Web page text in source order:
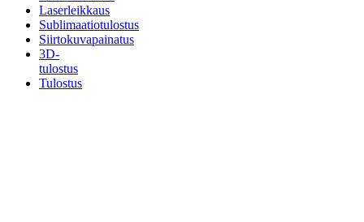
Laserleikkaus
Sublimaatiotulostus
Siirtokuvapainatus
3D-
tulostus
Tulostus